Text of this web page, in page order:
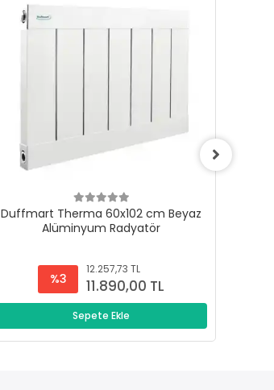
Duffmart Therma 60x102 cm Beyaz
Alüminyum Radyatör
%3
12.257,73 TL
11.890,00 TL
Sepete Ekle